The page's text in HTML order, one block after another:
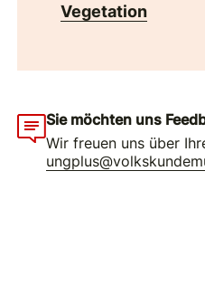
Vegetation
Sie möchten uns
Wir freuen uns über